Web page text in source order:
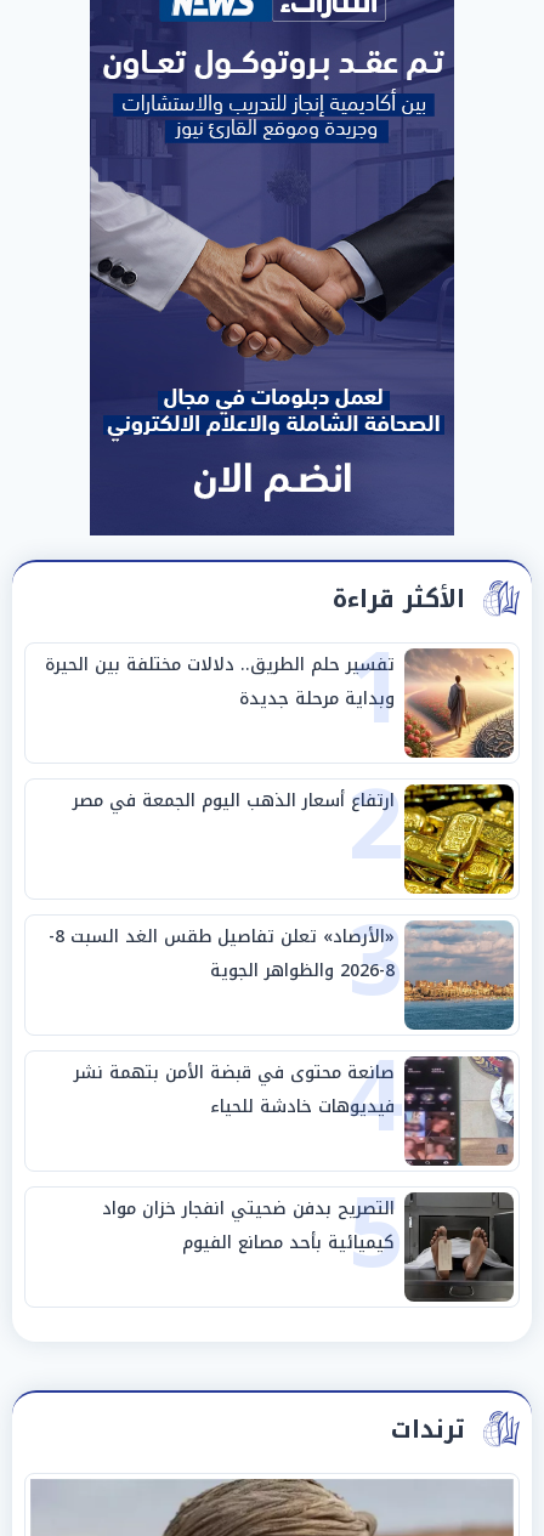
الأكثر قراءة
1
تفسير حلم الطريق.. دلالات مختلفة بين الحيرة
وبداية مرحلة جديدة
2
ارتفاع أسعار الذهب اليوم الجمعة في مصر
3
«الأرصاد» تعلن تفاصيل طقس الغد السبت 8-
8-2026 والظواهر الجوية
4
صانعة محتوى في قبضة الأمن بتهمة نشر
فيديوهات خادشة للحياء
5
التصريح بدفن ضحيتي انفجار خزان مواد
كيميائية بأحد مصانع الفيوم
ترندات